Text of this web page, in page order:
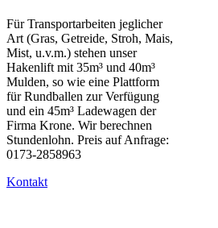
Für Transportarbeiten jeglicher
Art (Gras, Getreide, Stroh, Mais,
Mist, u.v.m.) stehen unser
Hakenlift mit 35m³ und 40m³
Mulden, so wie eine Plattform
für Rundballen zur Verfügung
und ein 45m³ Ladewagen der
Firma Krone. Wir berechnen
Stundenlohn. Preis auf Anfrage:
0173-2858963
Kontakt